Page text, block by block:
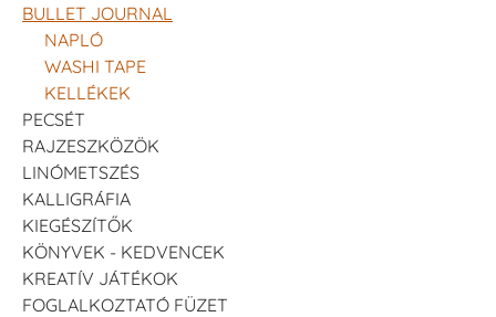
BULLET JOURNAL
NAPLÓ
WASHI TAPE
KELLÉKEK
PECSÉT
RAJZESZKÖZÖK
LINÓMETSZÉS
KALLIGRÁFIA
KIEGÉSZÍTŐK
KÖNYVEK - KEDVENCEK
KREATÍV JÁTÉKOK
FOGLALKOZTATÓ FÜZET